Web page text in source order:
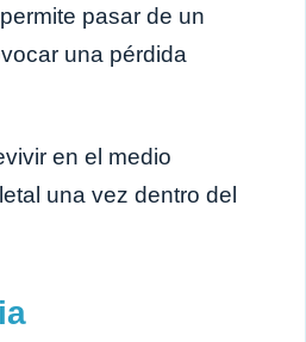
pasar de un
una pérdida
en el medio
una vez dentro del